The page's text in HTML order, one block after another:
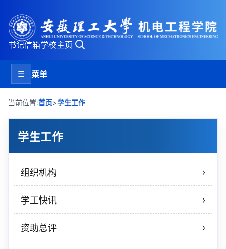
书记信箱学校主页
☰ 菜单
当前位置:首页>学生工作
学生工作
组织机构 ›
学工快讯 ›
资助总评 ›